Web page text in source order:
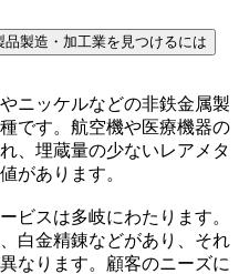
製造・加工業を見つけるには
ニッケルなどの非鉄金属製
です。航空機や医療機器の
、埋蔵量の少ないレアメタ
があります。
ビスは多岐にわたります。
白金精錬などがあり、それ
なります。顧客のニーズに